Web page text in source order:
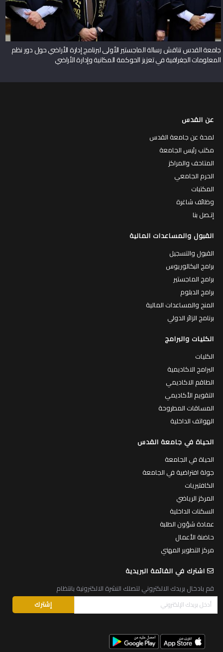
جامعة القدس تناقش رسالة الماجستير الأولى لبرنامج إدارة الأراضي حول دور نظم
المعلومات الجغرافية في تعزيز الحوكمة المكانية وإدارة الأراضي
عن القدس
لمحة عن جامعة القدس
مكتب رئيس الجامعة
المتاحف والمراكز
الحرم الجامعي
المكتبات
وظائف شاغرة
إتـصل بنا
القبول والمساعدات المالية
القبول والتسجيل
برامج البكالوريوس
برامج الماجستير
برامج الدبلوم
المنح والمساعدات المالية
برنامج الزائر الدولي
الكليات والبرامج
الكليات
البرامج الاكاديمية
الطاقم الاكاديمي
التقويم الأكاديمي
المساقات المطروحة
الهواتف الداخلية
الحياة في جامعة القدس
الحياة في الجامعة
جولة افتراضية في الجامعة
الكافتيريات
المركز الرياضي
السكنات الداخلية
عمادة شؤون الطلبة
حاضنة الأعمال
مركز التطوير المهني
اشترك في القائمة البريدية
قم بادخال بريدك الالكتروني لتصلك النشرة الالكترونية بانتظام